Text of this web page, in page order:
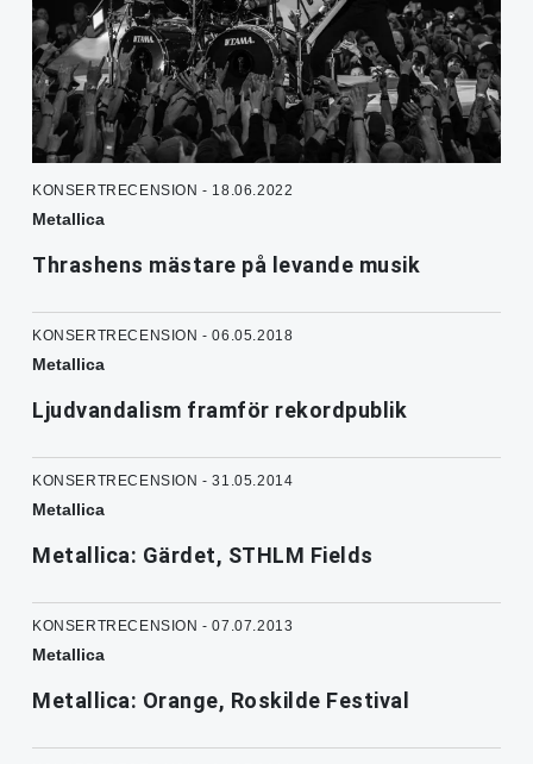
KONSERTRECENSION - 18.06.2022
Metallica
Thrashens mästare på levande musik
KONSERTRECENSION - 06.05.2018
Metallica
Ljudvandalism framför rekordpublik
KONSERTRECENSION - 31.05.2014
Metallica
Metallica: Gärdet, STHLM Fields
KONSERTRECENSION - 07.07.2013
Metallica
Metallica: Orange, Roskilde Festival